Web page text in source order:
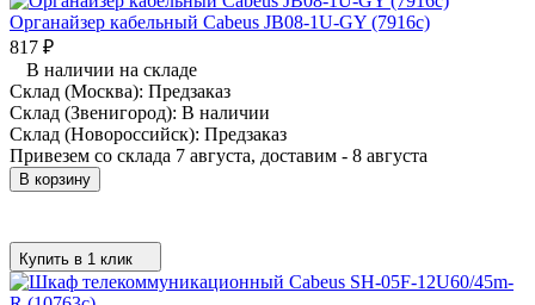
Органайзер кабельный Cabeus JB08-1U-GY (7916c)
817 ₽
В наличии на складе
Склад (Москва): Предзаказ
Склад (Звенигород): В наличии
Склад (Новороссийск): Предзаказ
Привезем со склада 7 августа, доставим - 8 августа
В корзину
Купить в 1 клик